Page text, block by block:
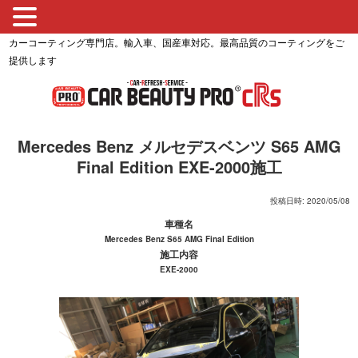
カーコーティング専門店。輸入車、国産車対応。最高品質のコーティングをご
提供します
Mercedes Benz メルセデスベンツ S65 AMG
Final Edition EXE-2000施工
投稿日時: 2020/05/08
車種名
Mercedes Benz S65 AMG Final Edition
施工内容
EXE-2000